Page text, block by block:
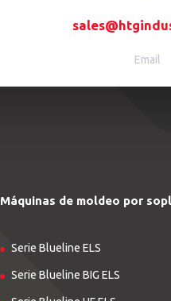
Email
Máquinas de moldeo por
Serie Blueline ELS
Serie Blueline BIG ELS